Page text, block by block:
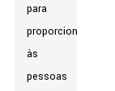
para
proporcionar
às
pessoas